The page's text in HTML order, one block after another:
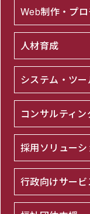
Web制作・プ
人材育成
システム・ツー
コンサルティン
採用ソリューシ
行政向けサービ